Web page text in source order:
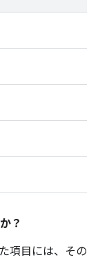
？
項目には、その